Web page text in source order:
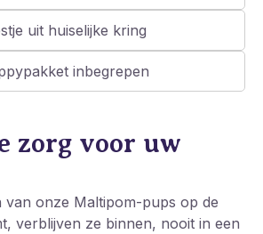
uit huiselijke kring
inbegrepen
zorg voor uw
van onze Maltipom-pups op de
verblijven ze binnen, nooit in een